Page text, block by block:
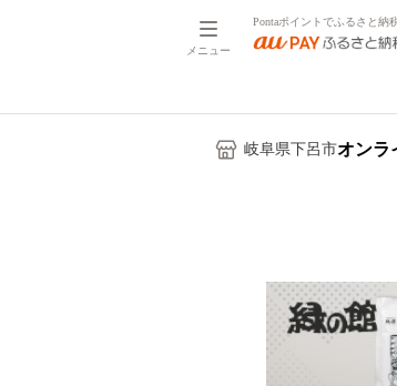
メニュー
Pontaポイントでふるさと納
岐阜県下呂市オンラ